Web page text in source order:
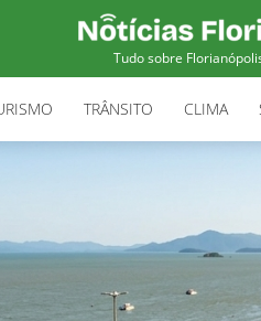
Tudo sobre
TRÂNSITO CLIMA